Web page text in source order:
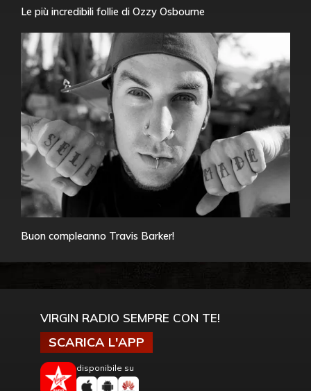
Le più incredibili follie di Ozzy Osbourne
Buon compleanno Travis Barker!
VIRGIN RADIO SEMPRE CON TE!
SCARICA L'APP
disponibile su